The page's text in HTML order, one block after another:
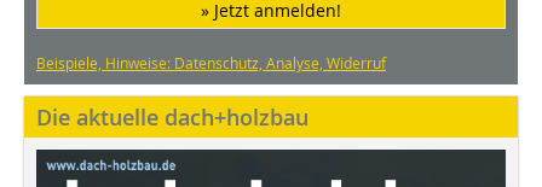
» Jetzt anmelden!
Beispiele, Hinweise: Datenschutz, Analyse, Widerruf
Die aktuelle dach+holzbau